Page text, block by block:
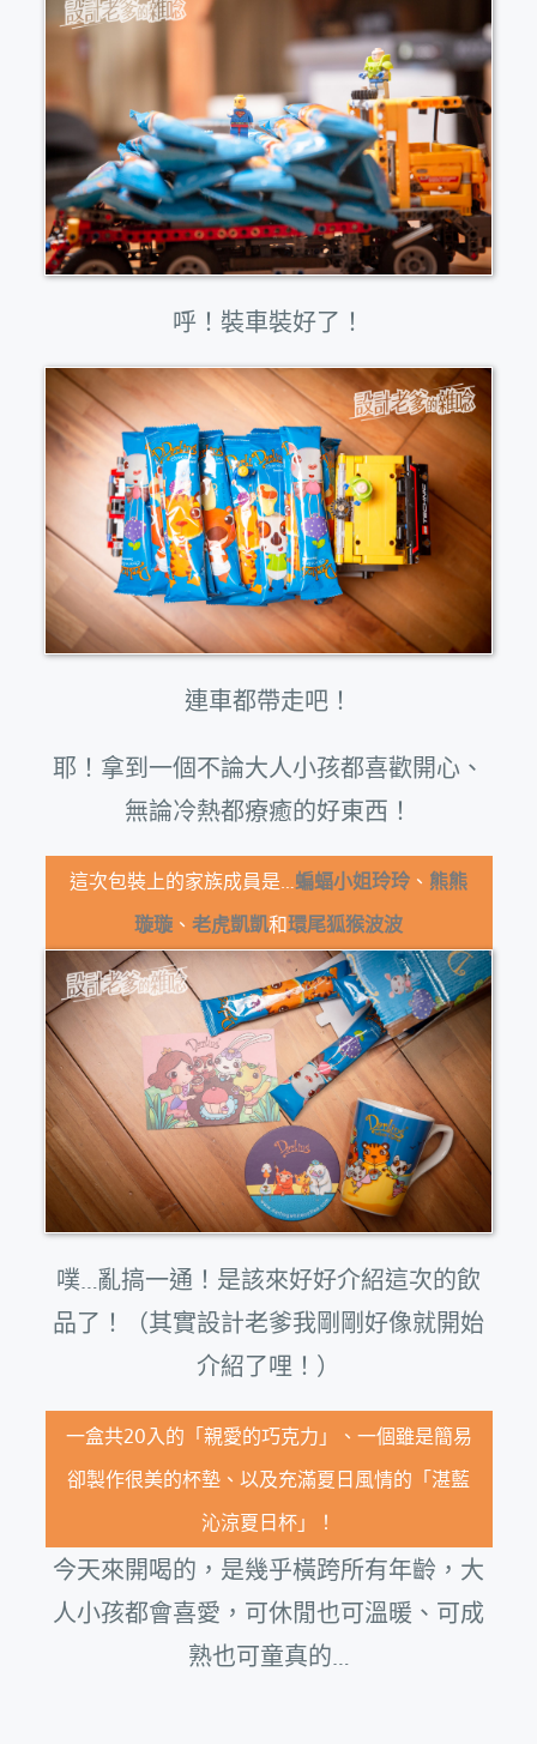
呼！裝車裝好了！
連車都帶走吧！
耶！拿到一個不論大人小孩都喜歡開心、
無論冷熱都療癒的好東西！
這次包裝上的家族成員是… 蝙蝠小姐玲玲 、 熊熊
璇璇 、 老虎凱凱和環尾狐猴波波
噗…亂搞一通！是該來好好介紹這次的飲
品了！（其實設計老爹我剛剛好像就開始
介紹了哩！）
一盒共20入的「親愛的巧克力」、一個雖是簡易
卻製作很美的杯墊、以及充滿夏日風情的「湛藍
沁涼夏日杯」！
今天來開喝的，是幾乎橫跨所有年齡，大
人小孩都會喜愛，可休閒也可溫暖、可成
熟也可童真的…